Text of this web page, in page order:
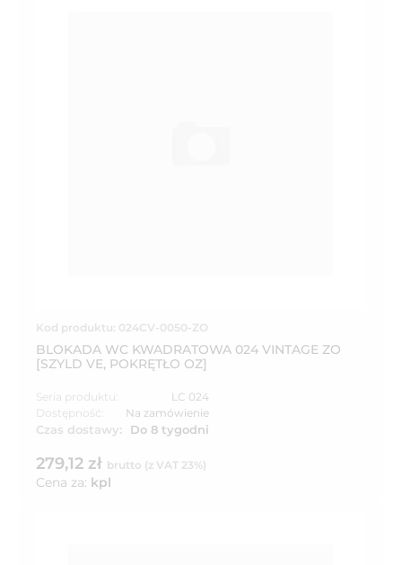
Kod produktu: 024CV-0050-ZO
BLOKADA WC KWADRATOWA 024 VINTAGE ZO
[SZYLD VE, POKRĘTŁO OZ]
Seria produktu:
LC 024
Dostępność:
Na zamówienie
Czas dostawy: Do 8 tygodni
279,12 zł brutto (z VAT 23%)
Cena za: kpl